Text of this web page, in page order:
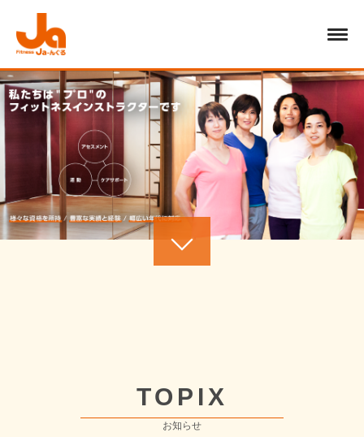
TOPIX
お知らせ